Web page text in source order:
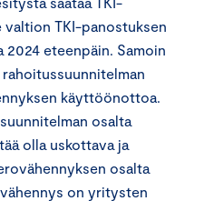
valtion TKI-panostuksen
2024 eteenpäin. Samoin
käyttöönottoa.
osalta
olla uskottava ja
osalta
on yritysten